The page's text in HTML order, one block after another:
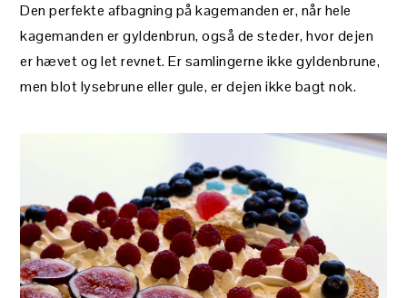
Den perfekte afbagning på kagemanden er, når hele
kagemanden er gyldenbrun, også de steder, hvor dejen
er hævet og let revnet. Er samlingerne ikke gyldenbrune,
men blot lysebrune eller gule, er dejen ikke bagt nok.